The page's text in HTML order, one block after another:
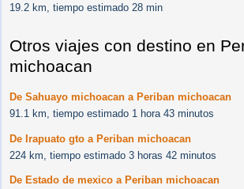
19.2 km, tiempo estimado 28 min
Otros viajes con destino en
michoacan
De Sahuayo michoacan a Periban michoacan
91.1 km, tiempo estimado 1 hora 43 minutos
De Irapuato gto a Periban michoacan
224 km, tiempo estimado 3 horas 42 minutos
De Estado de mexico a Periban michoacan